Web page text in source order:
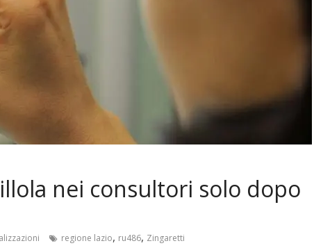
nei consultori solo dopo
regione lazio, ru486, Zingaretti